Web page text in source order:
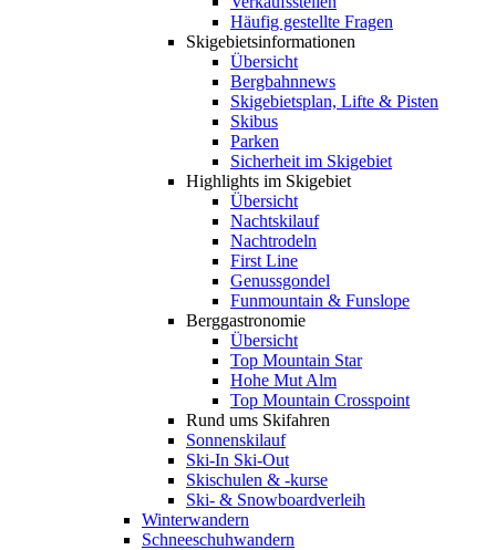
Häufig gestellte Fragen
Skigebiets­informationen
Übersicht
Bergbahnnews
Skigebietsplan, Lifte & Pisten
Skibus
Parken
Sicherheit im Skigebiet
Highlights im Skigebiet
Übersicht
Nachtskilauf
Nachtrodeln
First Line
Genussgondel
Funmountain & Funslope
Berggastronomie
Übersicht
Top Mountain Star
Hohe Mut Alm
Top Mountain Crosspoint
Rund ums Skifahren
Sonnenskilauf
Ski-In Ski-Out
Skischulen & -kurse
Ski- & Snowboardverleih
Winterwandern
Schneeschuhwandern